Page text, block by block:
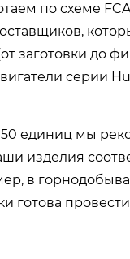
по схеме
заготовки до
серии
единиц мы
изделия
в
готова